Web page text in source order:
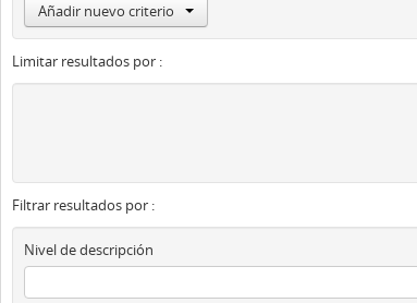
Añadir nuevo criterio
Limitar resultados por :
Filtrar resultados por :
Nivel de descripción